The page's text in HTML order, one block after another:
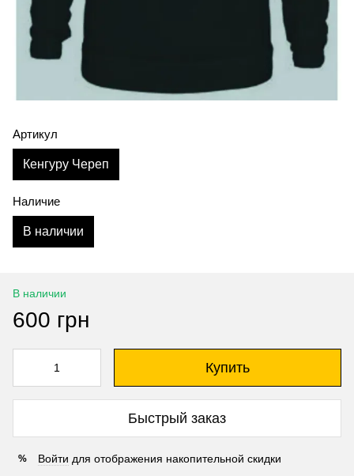
Артикул
Кенгуру Череп
Наличие
В наличии
В наличии
600 грн
Купить
Быстрый заказ
% Войти для отображения накопительной скидки